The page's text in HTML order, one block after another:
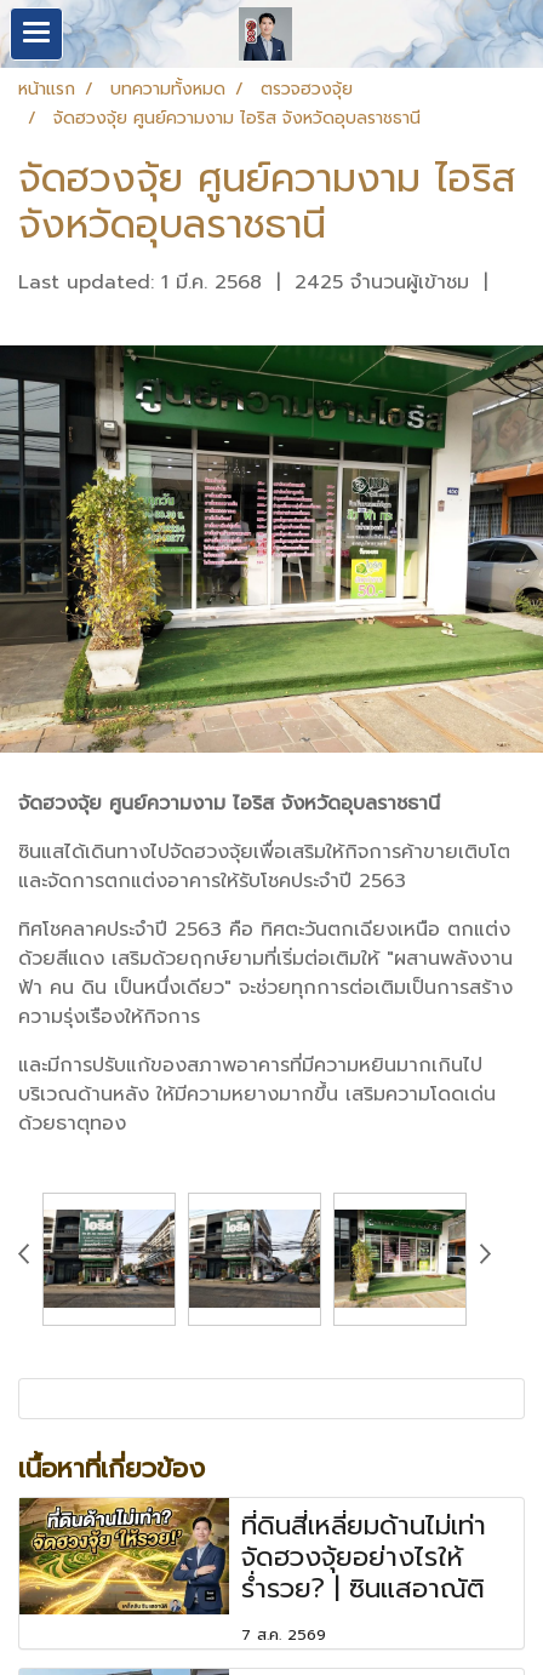
หน้าแรก บทความทั้งหมด
ตรวจฮวงจุ้ย
จัดฮวงจุ้ย ศูนย์ความงาม ไอริส จังหวัดอุบลราชธานี
จัดฮวงจุ้ย ศูนย์ความงาม ไอริส
จังหวัดอุบลราชธานี
Last updated: 1 มี.ค. 2568 | 2425 จำนวนผู้เข้าชม |
จัดฮวงจุ้ย ศูนย์ความงาม ไอริส จังหวัดอุบลราชธานี
ซินแสได้เดินทางไปจัดฮวงจุ้ยเพื่อเสริมให้กิจการค้าขายเติบโต
และจัดการตกแต่งอาคารให้รับโชคประจำปี 2563
ทิศโชคลาคประจำปี 2563 คือ ทิศตะวันตกเฉียงเหนือ ตกแต่ง
ด้วยสีแดง เสริมด้วยฤกษ์ยามที่เริ่มต่อเติมให้ "ผสานพลังงาน
ฟ้า คน ดิน เป็นหนึ่งเดียว" จะช่วยทุกการต่อเติมเป็นการสร้าง
ความรุ่งเรืองให้กิจการ
และมีการปรับแก้ของสภาพอาคารที่มีความหยินมากเกินไป
บริเวณด้านหลัง ให้มีความหยางมากขึ้น เสริมความโดดเด่น
ด้วยธาตุทอง
เนื้อหาที่เกี่ยวข้อง
ที่ดินสี่เหลี่ยมด้านไม่เท่า
จัดฮวงจุ้ยอย่างไรให้
ร่ำรวย? | ซินแสอาณัติ
7 ส.ค. 2569